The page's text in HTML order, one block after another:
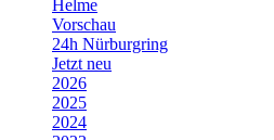
Helme
Vorschau
24h Nürburgring
Jetzt neu
2026
2025
2024